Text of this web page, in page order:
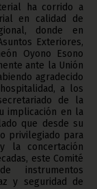
ha corrido a
en calidad de
donde en
Exteriores,
Oyono Esono
ante la Unión
agradecido
a los
de la
implicación en la
que desde su
privilegiado para
la concertación
este Comité
instrumentos
y seguridad de